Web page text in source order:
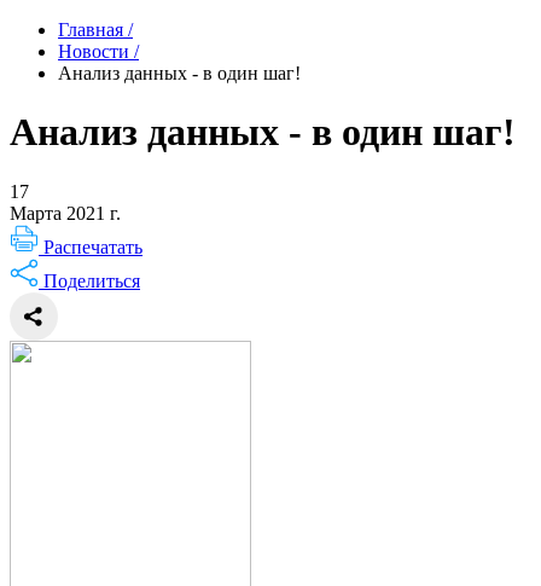
Главная /
Новости /
Анализ данных - в один шаг!
Анализ данных - в один шаг!
17
Марта 2021 г.
Распечатать
Поделиться